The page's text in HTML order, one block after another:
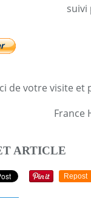
suivi
de votre visite et
France
ARTICLE
Repost